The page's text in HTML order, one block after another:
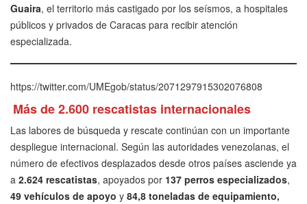
Guaira, el territorio más castigado por los seísmos, a hospitales
públicos y privados de Caracas para recibir atención
especializada.
https://twitter.com/UMEgob/status/2071297915302076808
Más de 2.600 rescatistas internacionales
Las labores de búsqueda y rescate continúan con un importante
despliegue internacional. Según las autoridades venezolanas, el
número de efectivos desplazados desde otros países asciende ya
a 2.624 rescatistas, apoyados por 137 perros especializados,
49 vehículos de apoyo y 84,8 toneladas de equipamiento,